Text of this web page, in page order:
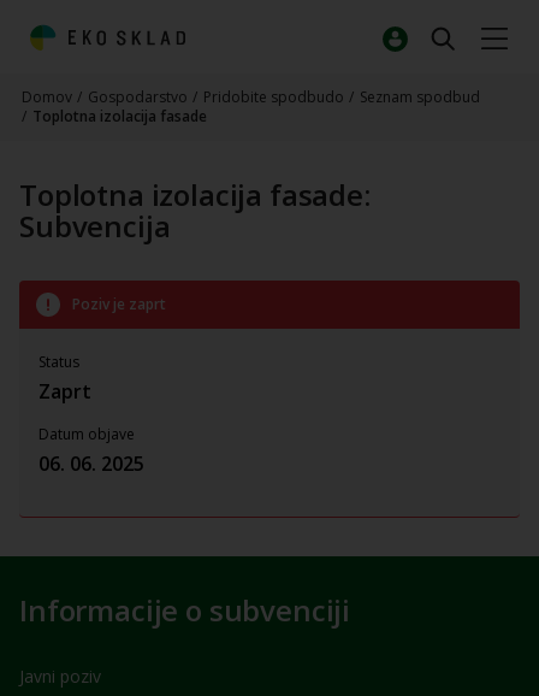
Domov / Gospodarstvo / Pridobite spodbudo / Seznam spodbud
/ Toplotna izolacija fasade
Toplotna izolacija fasade:
Subvencija
Informacije o subvenciji
Javni poziv
Poziv je zaprt
Status
Zaprt
Datum objave
06. 06. 2025